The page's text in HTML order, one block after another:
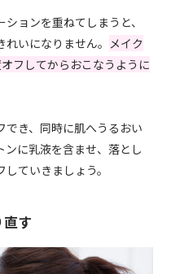
ョンを重ねてしまうと、
いになりません。 メイク
フしてからおこなうように
き、同時に肌へうるおい
に乳液を含ませ、落とし
ていきましょう。
す